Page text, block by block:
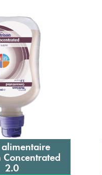
au panier
alimentaire
2.0